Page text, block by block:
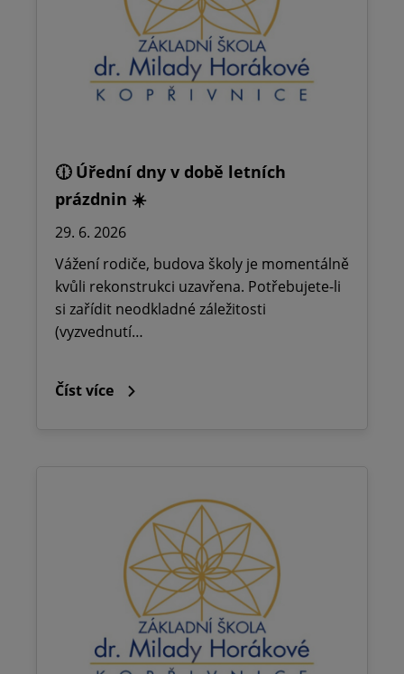
🕧 Úřední dny v době letních
prázdnin ☀️
29. 6. 2026
Vážení rodiče, budova školy je momentálně
kvůli rekonstrukci uzavřena. Potřebujete-li
si zařídit neodkladné záležitosti
(vyzvednutí…
Číst více